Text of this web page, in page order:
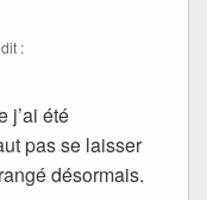
:
j’ai été
pas se laisser
désormais.